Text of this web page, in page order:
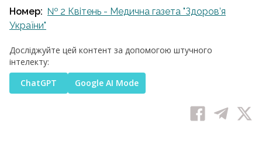
Номер: № 2 Квітень - Медична газета "Здоров’я
України"
Досліджуйте цей контент за допомогою штучного
інтелекту:
ChatGPT
Google AI Mode